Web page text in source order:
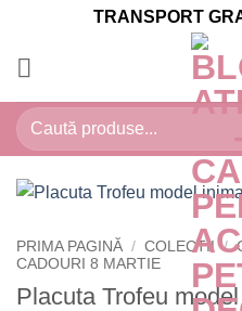
content
TRANSPORT
Caută
după:
PRIMA PAGINĂ / COLECTII /
CADOURI 8 MARTIE
Placuta Trofeu